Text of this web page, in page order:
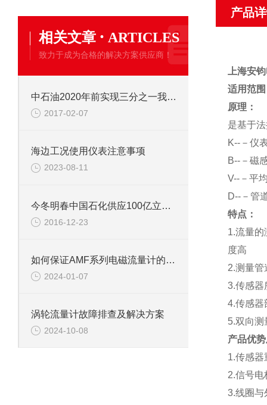
相关文章 · ARTICLES
致力于成为合格的解决方案供应商！
中石油2020年前实现三分之一我国页岩气目标
2017-02-07
海边工况使用仪表注意事项
2023-08-11
今冬明春中国石化供应100亿立方米天然气
2016-12-23
如何保证AMF系列电磁流量计的测量精度
2024-01-07
涡轮流量计故障排查及解决方案
2024-10-08
产品
上海安
适用范
原理：
是基于
K--－仪
B--－磁
V--－平
D--－管
特点：
1.流量的
度高
2.测量管
3.传感器
4.传感器
5.双向测
产品优
1.传感器
2.信号电
3.线圈与